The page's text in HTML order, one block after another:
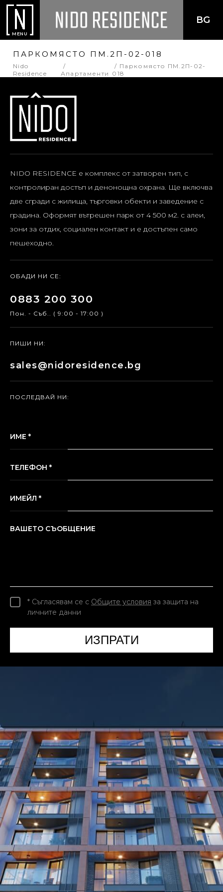
MENU
BG
ПАРКОМЯСТО ПМ.2П-02-018
Nido
Residence
Апартаменти
Паркомясто ПМ.2П-02-
018
NIDO RESIDENCE е комплекс от затворен тип, с
контролиран достъп и денонощна охрана. Ще включва
две сгради с жилища, търговки обекти и заведение с
градина. Оформят вътрешен парк от 4 500 м2. с алеи,
зони за отдих, социален контакт и е достъпен само
пешеходно.
ОБАДИ НИ СЕ:
0883 200 300
Пон. - Съб.. ( 9:00 - 17:00 )
ПИШИ НИ:
sales@nidoresidence.bg
ПОСЛЕДВАЙ НИ:
ИМЕ *
ТЕЛЕФОН *
ИМЕЙЛ *
ВАШЕТО СЪОБЩЕНИЕ
* Съгласявам се с Общите условия за защита на
личните данни